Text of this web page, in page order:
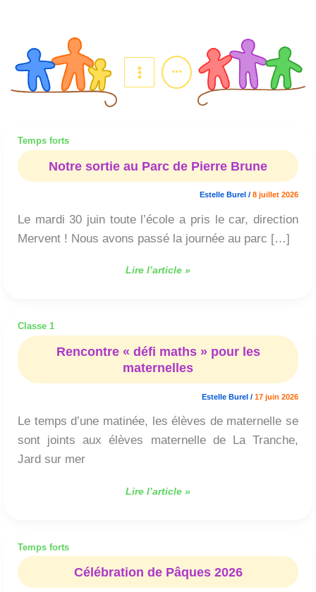
...
Temps forts
Notre sortie au Parc de Pierre Brune
Estelle Burel / 8 juillet 2026
Le mardi 30 juin toute l’école a pris le car, direction
Mervent ! Nous avons passé la journée au parc […]
Pierre
Brune
Lire l’article »
Classe 1
Rencontre « défi maths » pour les
maternelles
Estelle Burel / 17 juin 2026
Le temps d’une matinée, les élèves de maternelle se
sont joints aux élèves maternelle de La Tranche,
Jard sur mer
« défi
pour
Lire l’article »
Temps forts
Célébration de Pâques 2026
de